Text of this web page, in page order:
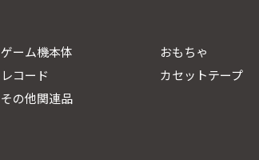
ゲーム機本体 おもちゃ
レコード カセットテープ
その他関連品